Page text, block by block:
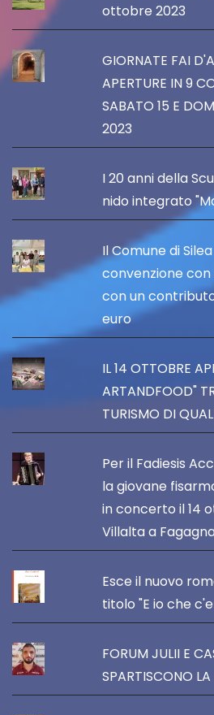
ottobre 2023
GIORNATE FAI
APERTURE IN 9
SABATO 15 E
2023
I 20 anni della
nido integrato
Il Comune di
convenzione
con un
euro
IL 14 OTTOBRE
ARTANDFOOD"
TURISMO DI
Per il Fadiesis
la giovane
in concerto il 14
Villalta a
Esce il nuovo
titolo "E io che
FORUM JULII E
SPARTISCONO